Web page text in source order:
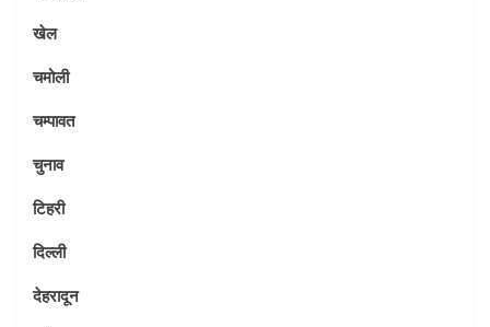
खेल
चमोली
चम्पावत
चुनाव
टिहरी
दिल्ली
देहरादून